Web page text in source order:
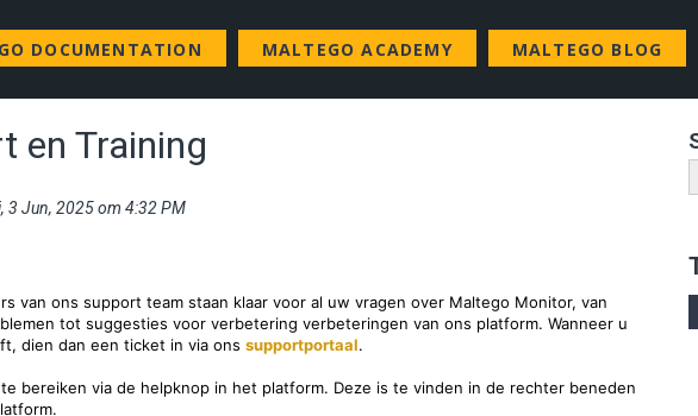
DOCUMENTATION MALTEGO ACADEMY MALTEGO BLOG
en Training
3 Jun, 2025 om 4:32 PM
van ons support team staan klaar voor al uw vragen over Maltego Monitor, van
tot suggesties voor verbetering verbeteringen van ons platform. Wanneer u
dien dan een ticket in via ons supportportaal.
bereiken via de helpknop in het platform. Deze is te vinden in de rechter beneden